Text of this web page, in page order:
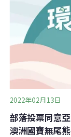
2022年02月13日
部落投票同意
澳洲國寶無尾